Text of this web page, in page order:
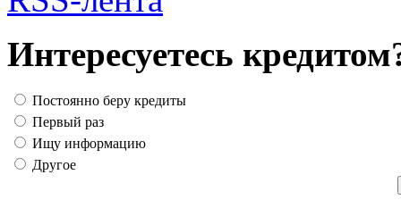
Интересуетесь
Постоянно беру кредиты
Первый раз
Ищу информацию
Другое